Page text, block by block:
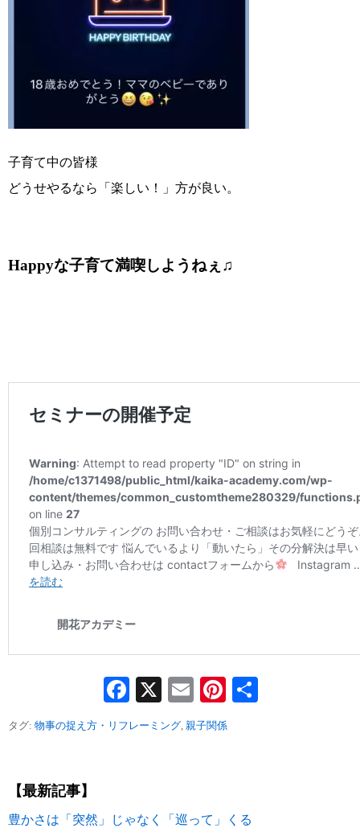
子育て中の皆様
どうせやるなら「楽しい！」方が良い。
Happyな子育て満喫しようねぇ♫
Facebook
X EmailPinterest
タグ: 物事の捉え方・リフレーミング, 親子関係
【最新記事】
豊かさは「突然」じゃなく「巡って」くる